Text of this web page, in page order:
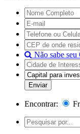
Não sabe seu
Encontrar: